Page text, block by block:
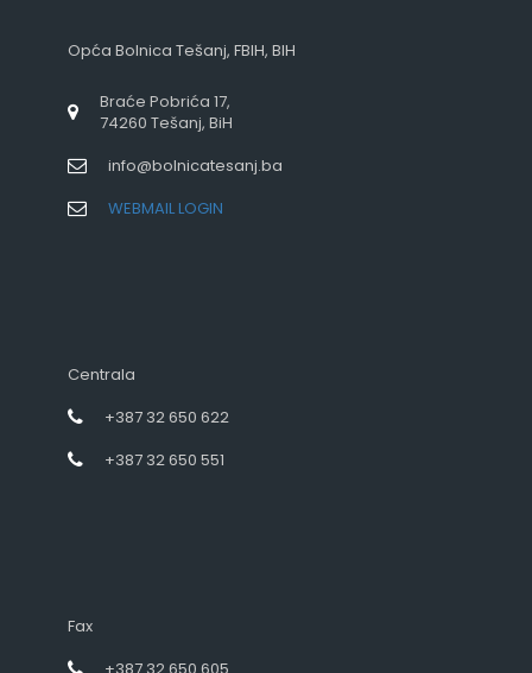
Opća Bolnica Tešanj, FBIH, BIH
Braće Pobrića 17,
74260 Tešanj, BiH
info@bolnicatesanj.ba
WEBMAIL LOGIN
Centrala
+387 32 650 622
+387 32 650 551
Fax